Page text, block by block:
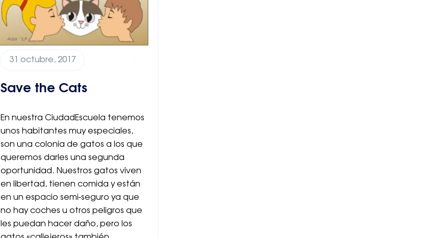
31 octubre, 2017
Save the Cats
En nuestra CiudadEscuela tenemos
unos habitantes muy especiales,
son una colonia de gatos a los que
queremos darles una segunda
oportunidad. Nuestros gatos viven
en libertad, tienen comida y están
en un espacio semi-seguro ya que
no hay coches u otros peligros que
les puedan hacer daño, pero los